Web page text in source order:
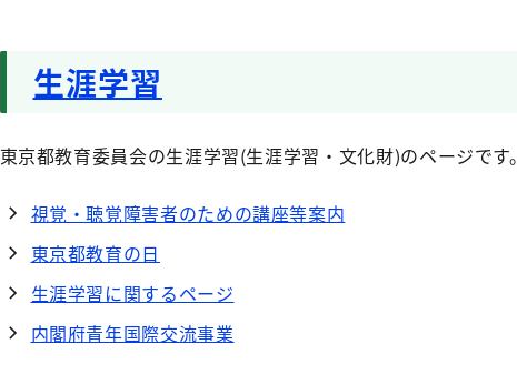
生涯学習
東京都教育委員会の生涯学習(生涯学習・文化財)のページです。
視覚・聴覚障害者のための講座等案内
東京都教育の日
生涯学習に関するページ
内閣府青年国際交流事業